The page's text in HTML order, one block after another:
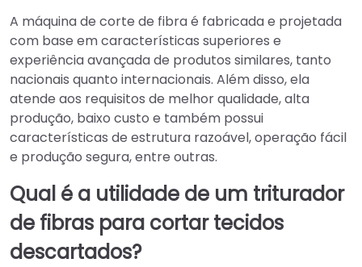
A máquina de corte de fibra é fabricada e projetada
com base em características superiores e
experiência avançada de produtos similares, tanto
nacionais quanto internacionais. Além disso, ela
atende aos requisitos de melhor qualidade, alta
produção, baixo custo e também possui
características de estrutura razoável, operação fácil
e produção segura, entre outras.
Qual é a utilidade de um triturador
de fibras para cortar tecidos
descartados?